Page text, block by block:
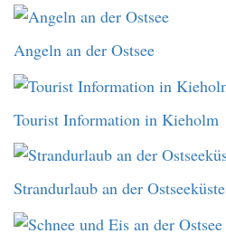
Angeln an der Ostsee
Tourist Information in Kieholm
Strandurlaub an der Ostseeküste